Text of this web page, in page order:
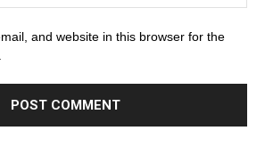
and website in this browser for the